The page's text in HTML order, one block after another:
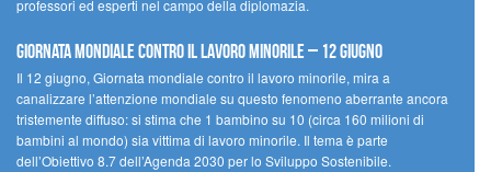
professori ed esperti nel campo della diplomazia.
Giornata mondiale contro il lavoro minorile – 12 giugno
Il 12 giugno, Giornata mondiale contro il lavoro minorile, mira a
canalizzare l’attenzione mondiale su questo fenomeno aberrante ancora
tristemente diffuso: si stima che 1 bambino su 10 (circa 160 milioni di
bambini al mondo) sia vittima di lavoro minorile. Il tema è parte
dell’Obiettivo 8.7 dell’Agenda 2030 per lo Sviluppo Sostenibile.